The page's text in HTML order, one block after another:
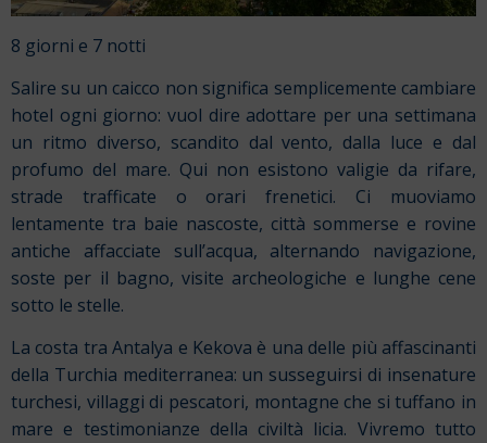
8 giorni e 7 notti
Salire su un caicco non significa semplicemente cambiare
hotel ogni giorno: vuol dire adottare per una settimana
un ritmo diverso, scandito dal vento, dalla luce e dal
profumo del mare. Qui non esistono valigie da rifare,
strade trafficate o orari frenetici. Ci muoviamo
lentamente tra baie nascoste, città sommerse e rovine
antiche affacciate sull’acqua, alternando navigazione,
soste per il bagno, visite archeologiche e lunghe cene
sotto le stelle.
La costa tra Antalya e Kekova è una delle più affascinanti
della Turchia mediterranea: un susseguirsi di insenature
turchesi, villaggi di pescatori, montagne che si tuffano in
mare e testimonianze della civiltà licia. Vivremo tutto